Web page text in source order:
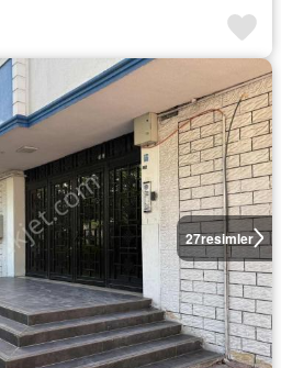
27resimler